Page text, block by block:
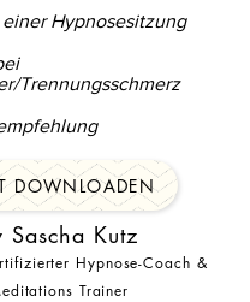
einer Hypnosesitzung
Trennungsschmerz
DOWNLOADEN
Sascha Kutz
Hypnose-Coach &
Trainer